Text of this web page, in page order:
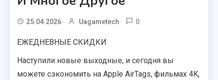
25.04.2026 Uagametech 0
ЕЖЕДНЕВНЫЕ СКИДКИ
Наступили новые выходные, и сегодня вы
можете сэкономить на Apple AirTags, фильмах 4K,